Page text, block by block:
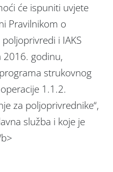
će ispuniti uvjete
Pravilnikom o
i IAKS
2016. godinu,
strukovnog
1.1.2.
za poljoprivrednike“,
služba i koje je